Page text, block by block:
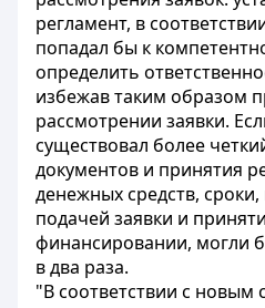
регламент, в
попадал бы к
определить
избежав таким образом
рассмотрении заявки.
существовал более
документов и принятия
денежных средств,
подачей заявки и
финансировании, могли
в два раза.
"В соответствии с